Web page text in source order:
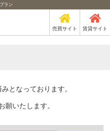
ラン
売買サイト 賃貸サイト
となっております。
願いたします。